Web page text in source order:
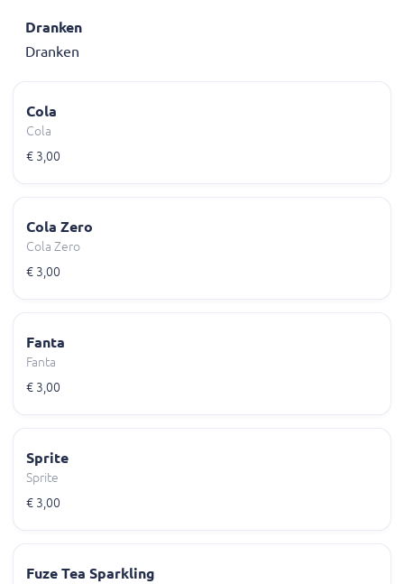
Dranken
Dranken
Cola
Cola
€ 3,00
Cola Zero
Cola Zero
€ 3,00
Fanta
Fanta
€ 3,00
Sprite
Sprite
€ 3,00
Fuze Tea Sparkling